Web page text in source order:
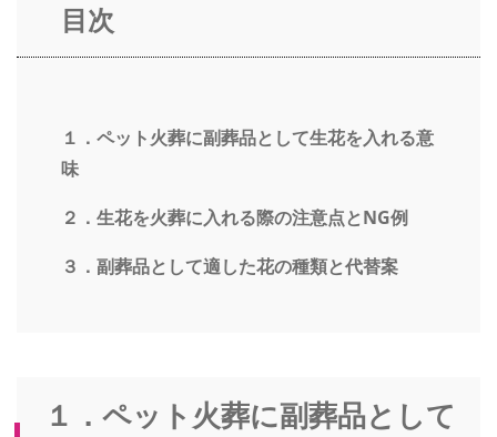
目次
１．ペット火葬に副葬品として生花を入れる意
味
２．生花を火葬に入れる際の注意点とNG例
３．副葬品として適した花の種類と代替案
１．ペット火葬に副葬品として